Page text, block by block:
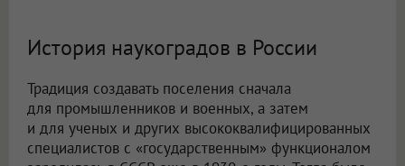
История наукоградов в России
Традиция создавать поселения сначала
для промышленников и военных, а затем
и для ученых и других высококвалифицированных
специалистов с «государственным» функционалом